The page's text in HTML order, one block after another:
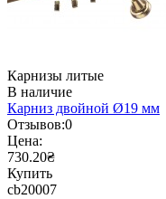
Карнизы литые
В наличие
Карниз двойной Ø19 мм
Отзывов:0
Цена:
730.20₴
Купить
cb20007